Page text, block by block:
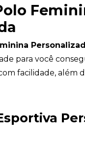
para você
facilidade, além